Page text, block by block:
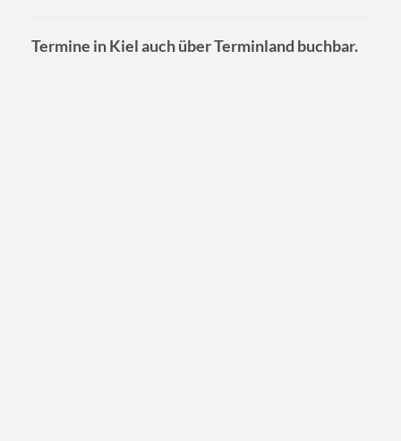
Termine in Kiel auch über Terminland buchbar.